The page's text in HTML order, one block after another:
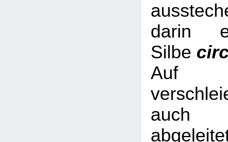
darin
Silbe
Auf
auch